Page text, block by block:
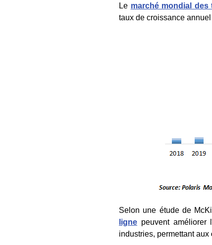
Le marché mondial
taux de croissance
Selon une étude de
ligne peuvent
industries, permettant aux